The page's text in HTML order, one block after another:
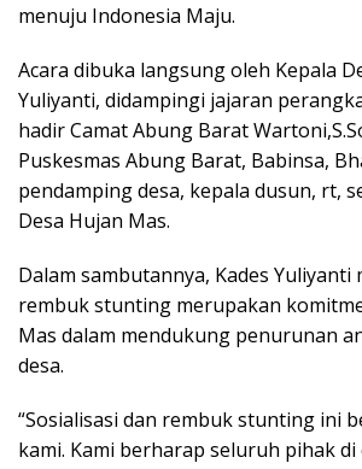
menuju Indonesia Maju.
Acara dibuka langsung oleh Kepala
Yuliyanti, didampingi jajaran
hadir Camat Abung Barat
Puskesmas Abung Barat, Babinsa,
pendamping desa, kepala dusun, rt,
Desa Hujan Mas.
Dalam sambutannya, Kades Yuliyanti
rembuk stunting merupakan
Mas dalam mendukung penurunan
desa.
“Sosialisasi dan rembuk stunting ini
kami. Kami berharap seluruh pihak